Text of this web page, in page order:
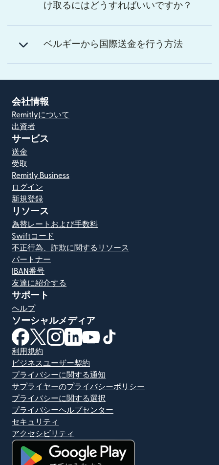
け取るにはどうすればいいですか？
ベルギーから国際送金を行う方法
会社情報
Remitlyについて
出資者
サービス
送金
受取
Remitly Business
ログイン
新規登録
リソース
為替レートおよび手数料
Swiftコード
不正行為、詐欺に関するリソース
パートナー
IBAN番号
友達に紹介する
サポート
ヘルプ
ソーシャルメディア
（別ウィンドウで開きます）
（別ウィンドウで開きます）
（別ウィンドウで開きます）
（別ウィンドウで開きます）
（別ウィンドウで開きます）
利用規約
ビジネスユーザー契約
プライバシーに関する通知
サプライヤーのプライバシーポリシー
プライバシーに関する選択
プライバシーヘルプセンター
セキュリティ
アクセシビリティ